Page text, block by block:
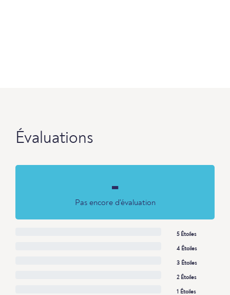
Évaluations
-
Pas encore d'évaluation
5 Étoiles
4 Étoiles
3 Étoiles
2 Étoiles
1 Étoiles